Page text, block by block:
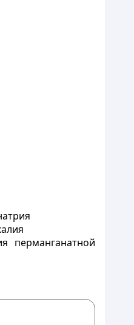
перманганатной